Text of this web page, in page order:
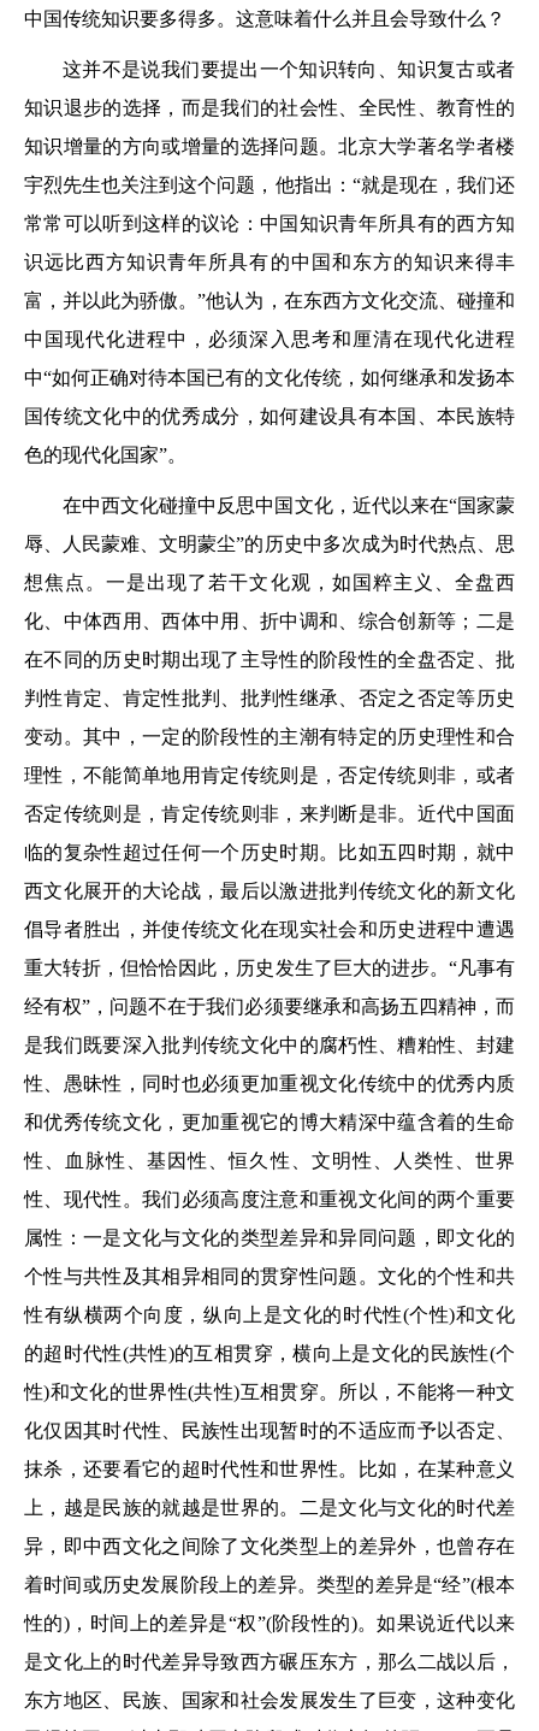
中国传统知识要多得多。这意味着什么并且会导致什么？
这并不是说我们要提出一个知识转向、知识复古或者
知识退步的选择，而是我们的社会性、全民性、教育性的
知识增量的方向或增量的选择问题。北京大学著名学者楼
宇烈先生也关注到这个问题，他指出：“就是现在，我们还
常常可以听到这样的议论：中国知识青年所具有的西方知
识远比西方知识青年所具有的中国和东方的知识来得丰
富，并以此为骄傲。”他认为，在东西方文化交流、碰撞和
中国现代化进程中，必须深入思考和厘清在现代化进程
中“如何正确对待本国已有的文化传统，如何继承和发扬本
国传统文化中的优秀成分，如何建设具有本国、本民族特
色的现代化国家”。
在中西文化碰撞中反思中国文化，近代以来在“国家蒙
辱、人民蒙难、文明蒙尘”的历史中多次成为时代热点、思
想焦点。一是出现了若干文化观，如国粹主义、全盘西
化、中体西用、西体中用、折中调和、综合创新等；二是
在不同的历史时期出现了主导性的阶段性的全盘否定、批
判性肯定、肯定性批判、批判性继承、否定之否定等历史
变动。其中，一定的阶段性的主潮有特定的历史理性和合
理性，不能简单地用肯定传统则是，否定传统则非，或者
否定传统则是，肯定传统则非，来判断是非。近代中国面
临的复杂性超过任何一个历史时期。比如五四时期，就中
西文化展开的大论战，最后以激进批判传统文化的新文化
倡导者胜出，并使传统文化在现实社会和历史进程中遭遇
重大转折，但恰恰因此，历史发生了巨大的进步。“凡事有
经有权”，问题不在于我们必须要继承和高扬五四精神，而
是我们既要深入批判传统文化中的腐朽性、糟粕性、封建
性、愚昧性，同时也必须更加重视文化传统中的优秀内质
和优秀传统文化，更加重视它的博大精深中蕴含着的生命
性、血脉性、基因性、恒久性、文明性、人类性、世界
性、现代性。我们必须高度注意和重视文化间的两个重要
属性：一是文化与文化的类型差异和异同问题，即文化的
个性与共性及其相异相同的贯穿性问题。文化的个性和共
性有纵横两个向度，纵向上是文化的时代性(个性)和文化
的超时代性(共性)的互相贯穿，横向上是文化的民族性(个
性)和文化的世界性(共性)互相贯穿。所以，不能将一种文
化仅因其时代性、民族性出现暂时的不适应而予以否定、
抹杀，还要看它的超时代性和世界性。比如，在某种意义
上，越是民族的就越是世界的。二是文化与文化的时代差
异，即中西文化之间除了文化类型上的差异外，也曾存在
着时间或历史发展阶段上的差异。类型的差异是“经”(根本
性的)，时间上的差异是“权”(阶段性的)。如果说近代以来
是文化上的时代差异导致西方碾压东方，那么二战以后，
东方地区、民族、国家和社会发展发生了巨变，这种变化